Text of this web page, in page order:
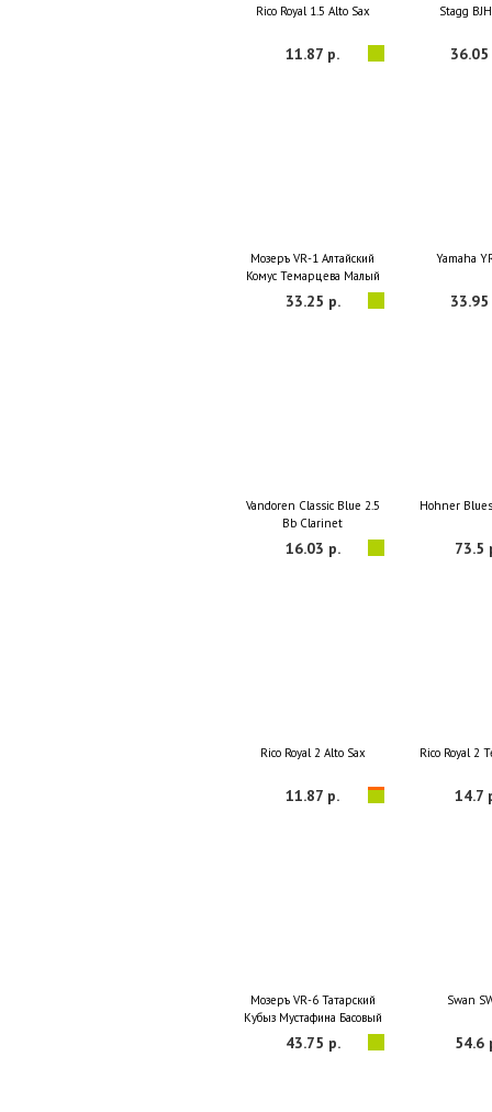
Rico Royal 1.5 Alto Sax
11.87 р.
Stagg
36.05
Мозеръ VR-1 Алтайский
Комус Темарцева Малый
33.25 р.
Yamaha
33.95
Vandoren Classic Blue 2.5
Bb Clarinet
16.03 р.
Hohner
73.5
Rico Royal 2 Alto Sax
11.87 р.
Rico Royal 2
14.7
Мозеръ VR-6 Татарский
Кубыз Мустафина Басовый
43.75 р.
Swan
54.6